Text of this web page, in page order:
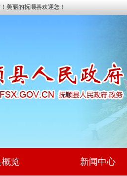
美丽的抚顺县欢迎您！
概览 新闻中心